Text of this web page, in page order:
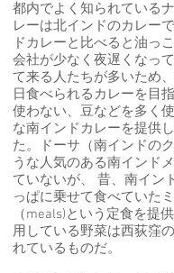
都内でよく知られている
レーは北インドのカレー
ドカレーと比べると油っ
会社が少なく夜遅くなっ
て来る人たちが多いため
日食べられるカレーを目
使わない、豆などを多く
な南インドカレーを提供
た。ドーサ（南インドの
うな人気のある南インド
ていないが、 昔、南イン
っぱに乗せて食べていた
（meals)という定食を提
用している野菜は西荻窪
れているものだ。